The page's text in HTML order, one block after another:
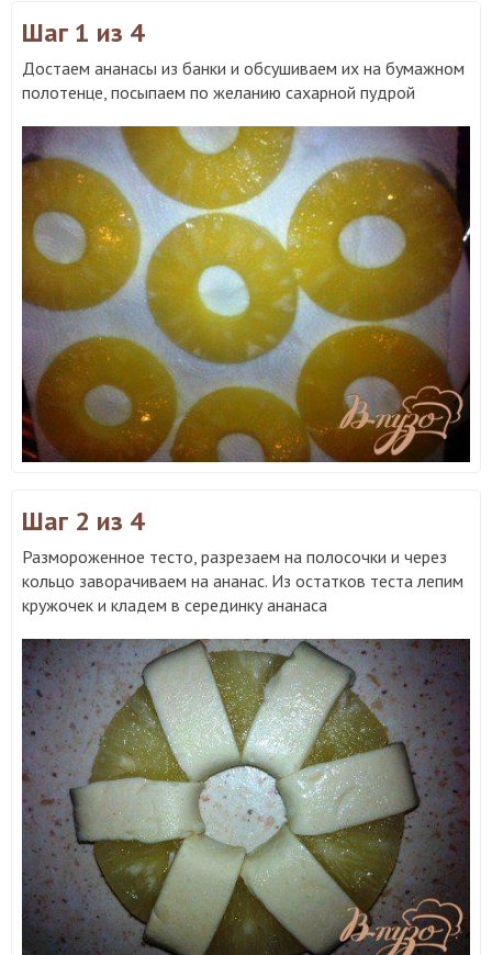
Шаг 1 из 4
Достаем ананасы из банки и обсушиваем их на бумажном
полотенце, посыпаем по желанию сахарной пудрой
Шаг 2 из 4
Размороженное тесто, разрезаем на полосочки и через
кольцо заворачиваем на ананас. Из остатков теста лепим
кружочек и кладем в серединку ананаса